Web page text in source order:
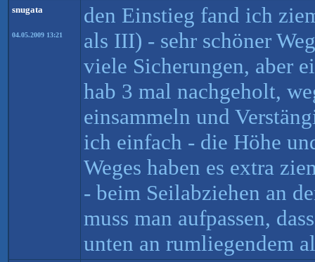
snugata
04.05.2009 13:21
den Einstieg fand ich
als III) - sehr schöner
viele Sicherungen, aber
hab 3 mal nachgeholt,
einsammeln und
ich einfach - die Höhe
Weges haben es extra
- beim Seilabziehen an
muss man aufpassen,
unten an rumliegendem